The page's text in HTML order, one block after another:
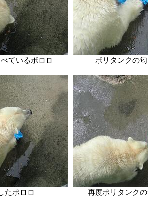
ているポロロ ポリタンクの
たポロロ 再度ポリタンク